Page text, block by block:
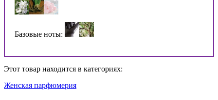
Базовые ноты:
Этот товар находится в категориях:
Женская парфюмерия